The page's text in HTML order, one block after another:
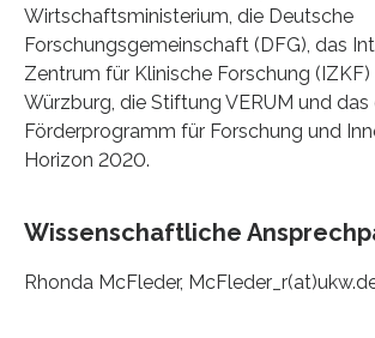
Wirtschaftsministerium, die Deutsche
Forschungsgemeinschaft (DFG), das
Zentrum für Klinische Forschung
Würzburg, die Stiftung VERUM und
Förderprogramm für Forschung und
Horizon 2020.
Wissenschaftliche
Rhonda McFleder,